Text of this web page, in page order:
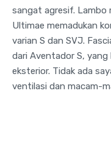
sangat agresif.
Ultimae memadukan
varian S dan SVJ.
dari Aventador S, yang
eksterior. Tidak ada
ventilasi dan macam-